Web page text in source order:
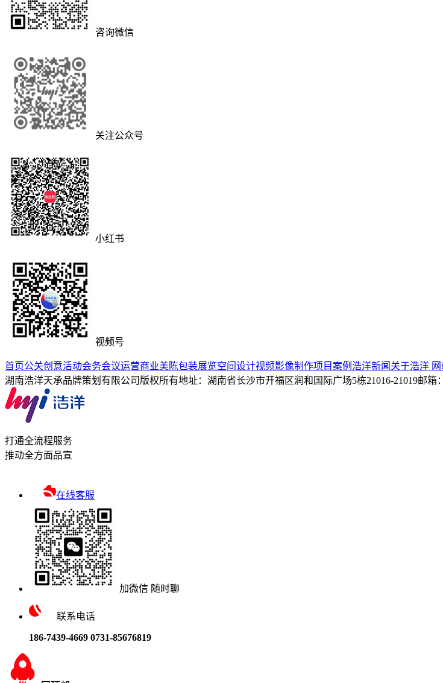
咨询微信
关注公众号
小红书
视频号
首页公关创意活动会务会议运营商业美陈包装展览空间设计视频影像制作项目案例 浩洋新闻 关于浩洋
湖南浩洋天承品牌策划有限公司版权所有地址：湖南省长沙市开福区润和国际广场5栋21016-21019邮箱
打通全流程服务
推动全方面品宣
在线客服
加微信 随时聊
联系电话
186-7439-4669 0731-85676819